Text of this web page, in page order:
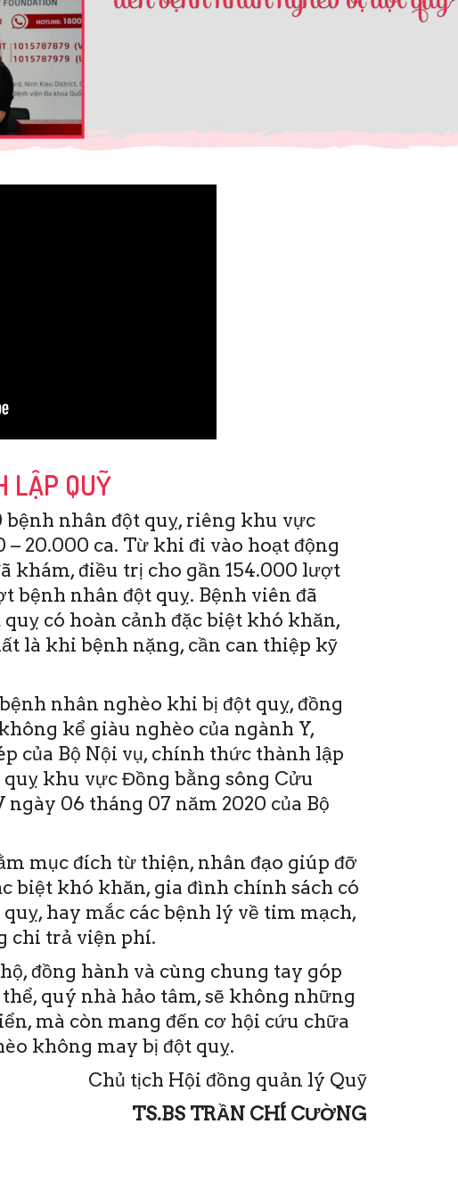
LẬP QUỸ
nhân đột quỵ, riêng khu vực
20.000 ca. Từ khi đi vào hoạt động
khám, điều trị cho gần 154.000 lượt
bệnh nhân đột quỵ. Bệnh viên đã
có hoàn cảnh đặc biệt khó khăn,
là khi bệnh nặng, cần can thiệp kỹ
nhân nghèo khi bị đột quỵ, đồng
kể giàu nghèo của ngành Y,
của Bộ Nội vụ, chính thức thành lập
khu vực Đồng bằng sông Cửu
06 tháng 07 năm 2020 của Bộ
mục đích từ thiện, nhân đạo giúp đỡ
biệt khó khăn, gia đình chính sách có
hay mắc các bệnh lý về tim mạch,
chi trả viện phí.
đồng hành và cùng chung tay góp
quý nhà hảo tâm, sẽ không những
mà còn mang đến cơ hội cứu chữa
không may bị đột quỵ.
Chủ tịch Hội đồng quản lý Quỹ
TS.BS TRẦN CHÍ CƯỜNG